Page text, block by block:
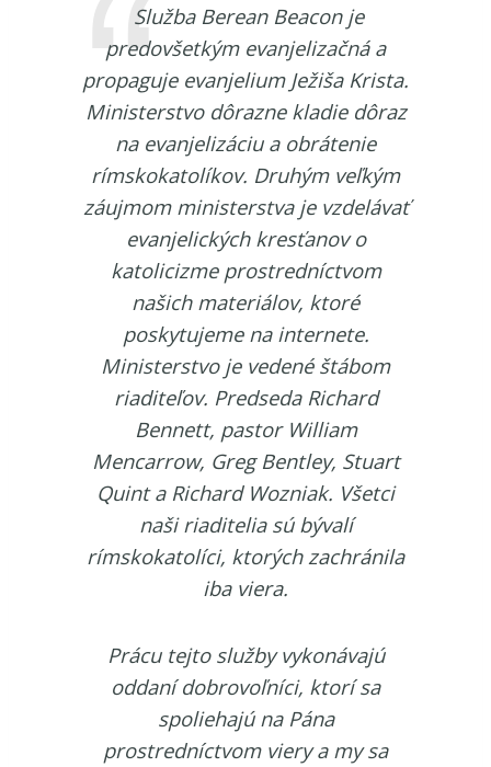
Služba Berean Beacon je
predovšetkým evanjelizačná a
propaguje evanjelium Ježiša Krista.
Ministerstvo dôrazne kladie dôraz
na evanjelizáciu a obrátenie
rímskokatolíkov. Druhým veľkým
záujmom ministerstva je vzdelávať
evanjelických kresťanov o
katolicizme prostredníctvom
našich materiálov, ktoré
poskytujeme na internete.
Ministerstvo je vedené štábom
riaditeľov. Predseda Richard
Bennett, pastor William
Mencarrow, Greg Bentley, Stuart
Quint a Richard Wozniak. Všetci
naši riaditelia sú bývalí
rímskokatolíci, ktorých zachránila
iba viera.
Prácu tejto služby vykonávajú
oddaní dobrovoľníci, ktorí sa
spoliehajú na Pána
prostredníctvom viery a my sa